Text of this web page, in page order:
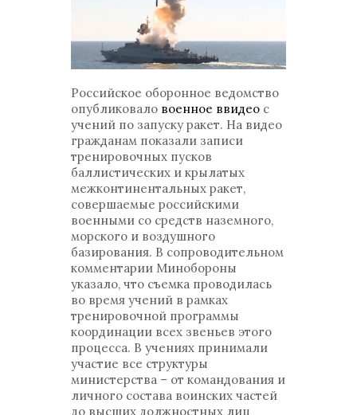
Российское оборонное ведомство
опубликовало военное ввидео с
учений по запуску ракет. На видео
гражданам показали записи
тренировочных пусков
баллистических и крылатых
межконтинентальных ракет,
совершаемые российскими
военными со средств наземного,
морского и воздушного
базирования. В сопроводительном
комментарии Минобороны
указало, что съемка проводилась
во время учений в рамках
тренировочной программы
координации всех звеньев этого
процесса. В учениях принимали
участие все структуры
министерства – от командования и
личного состава воинских частей
до высших должностных лиц